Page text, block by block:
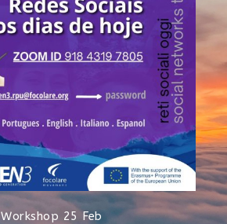
Workshop 25 Feb